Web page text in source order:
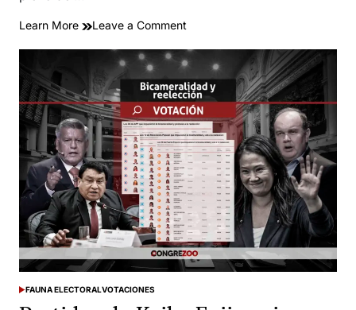
Learn More Leave a Comment
Sánchez:
votos
del
fujimorismo
que
blindaron
a
candidato
de
Juntos
por
el
Perú
POSTED
IN
FAUNA ELECTORALVOTACIONES